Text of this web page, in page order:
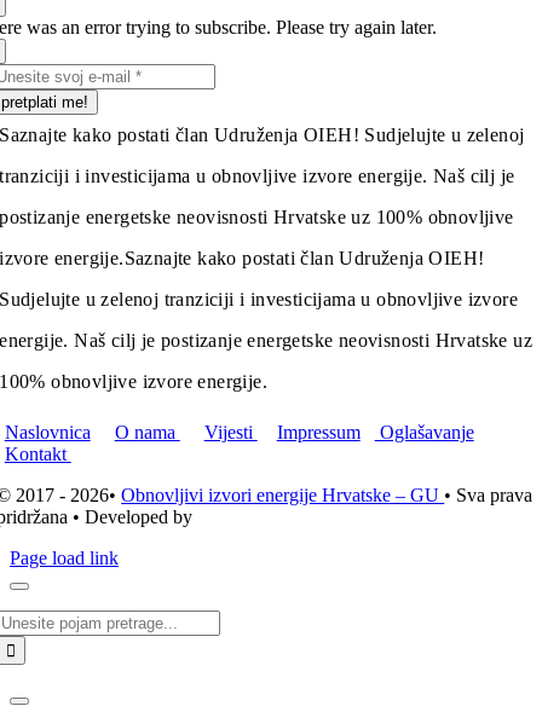
was an error trying to subscribe. Please try again later.
pretplati me!
Saznajte kako postati član Udruženja OIEH! Sudjelujte u zelenoj
tranziciji i investicijama u obnovljive izvore energije. Naš cilj je
postizanje energetske neovisnosti Hrvatske uz 100% obnovljive
izvore energije.Saznajte kako postati član Udruženja OIEH!
Sudjelujte u zelenoj tranziciji i investicijama u obnovljive izvore
energije. Naš cilj je postizanje energetske neovisnosti Hrvatske uz
100% obnovljive izvore energije.
Naslovnica O nama Vijesti Impressum
Oglašavanje
Kontakt
2017 - 2026•Obnovljivi izvori energije Hrvatske – GU • Sva prava
• Developed by
Page load link